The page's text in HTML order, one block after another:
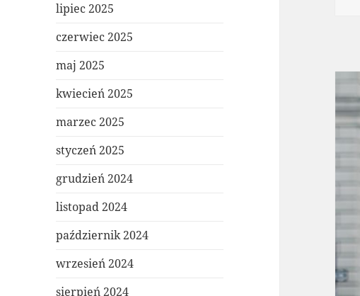
lipiec 2025
czerwiec 2025
maj 2025
kwiecień 2025
marzec 2025
styczeń 2025
grudzień 2024
listopad 2024
październik 2024
wrzesień 2024
sierpień 2024